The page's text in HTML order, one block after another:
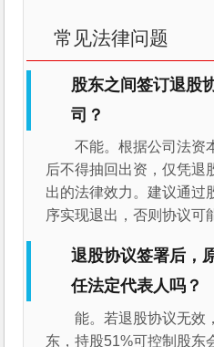
常见法律问题
股东之间签订退股
司？
不能。根据公司法资
后不得抽回出资，仅凭退
出的法律效力。建议通过
序实现退出，否则协议可
退股协议签署后，
任法定代表人吗？
能。若退股协议无效
东，持股51%可控制股东